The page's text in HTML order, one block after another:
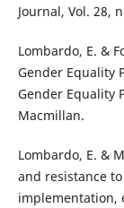
Journal, Vol. 28,
Lombardo, E. &
Gender Equality
Gender Equality
Macmillan.
Lombardo, E. &
and resistance
implementation,